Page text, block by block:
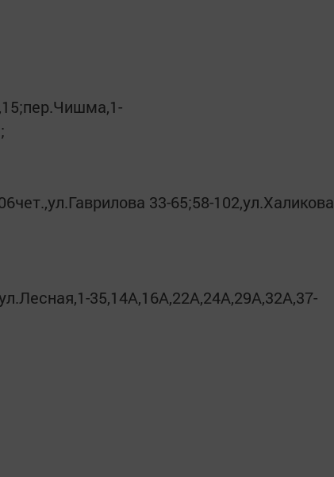
33-65;58-102,ул.Халикова
35,14А,16А,22А,24А,29А,32А,37-